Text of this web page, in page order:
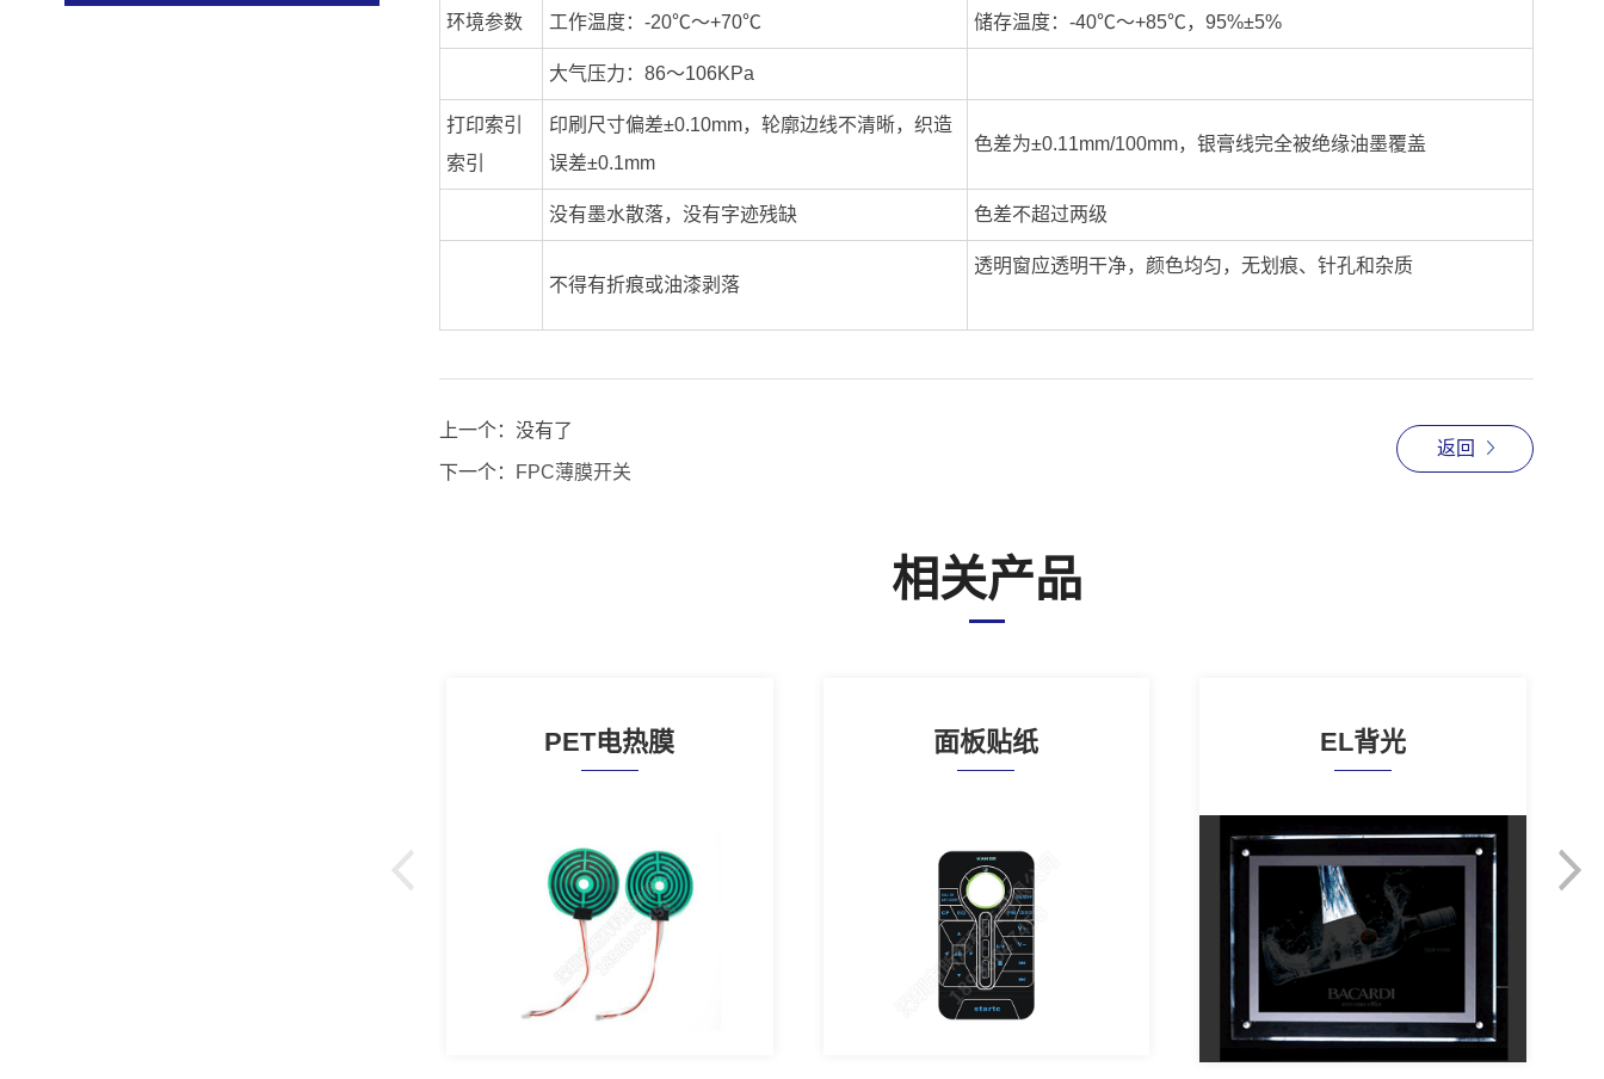
环境参数 工作温度：-20℃～+70℃ 储存温度：-40℃～+85℃，95%±5%
大气压力：86～106KPa
打印索引
索引
印刷尺寸偏差±0.10mm，轮廓边线不清晰，织造
误差±0.1mm
色差为±0.11mm/100mm，银膏线完全被绝缘油墨覆盖
没有墨水散落，没有字迹残缺 色差不超过两级
不得有折痕或油漆剥落
透明窗应透明干净，颜色均匀，无划痕、针孔和杂质
上一个： 没有了
下一个： FPC薄膜开关
返回
相关产品
PET电热膜 面板贴纸 EL背光